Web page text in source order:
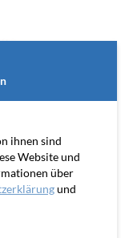
ihnen sind
Website und
über
und